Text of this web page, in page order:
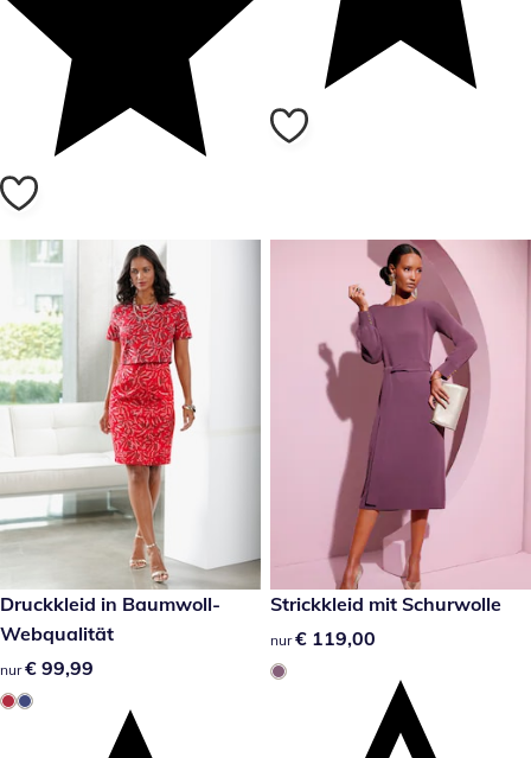
€ 99,99
Druckkleid in Baumwoll-
Webqualität
€ 99,99
nur € 99,99
€ 119,00
Strickkleid mit Schurwolle
€ 119,00
nur € 119,00